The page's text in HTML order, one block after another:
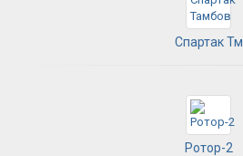
Спартак Тм
Ротор-2